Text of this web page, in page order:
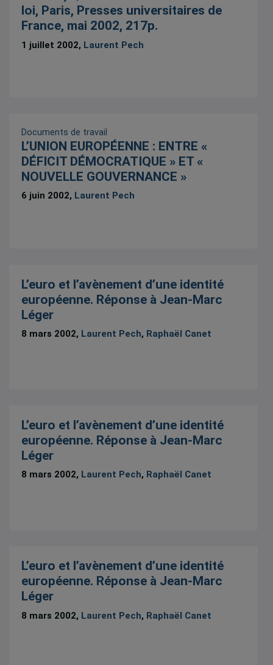
loi, Paris, Presses universitaires de
France, mai 2002, 217p.
1 juillet 2002, Laurent Pech
Documents de travail
L’UNION EUROPÉENNE : ENTRE «
DÉFICIT DÉMOCRATIQUE » ET «
NOUVELLE GOUVERNANCE »
6 juin 2002, Laurent Pech
L’euro et l’avènement d’une identité
européenne. Réponse à Jean-Marc
Léger
8 mars 2002, Laurent Pech, Raphaël Canet
L’euro et l’avènement d’une identité
européenne. Réponse à Jean-Marc
Léger
8 mars 2002, Laurent Pech, Raphaël Canet
L’euro et l’avènement d’une identité
européenne. Réponse à Jean-Marc
Léger
8 mars 2002, Laurent Pech, Raphaël Canet